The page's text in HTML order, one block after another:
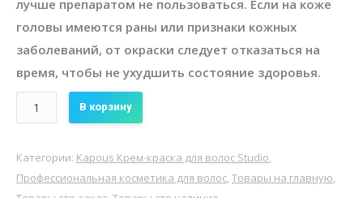
лучше препаратом не пользоваться. Если на коже
головы имеются раны или признаки кожных
заболеваний, от окраски следует отказаться на
время, чтобы не ухудшить состояние здоровья.
Количество
Крем-
для
волос
В корзину
Категории: Kapous Крем-краска для волос Studio,
Профессиональная косметика для волос, Товары на главную,